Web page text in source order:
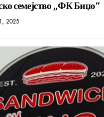
семејство „ФК Биџо“
2025